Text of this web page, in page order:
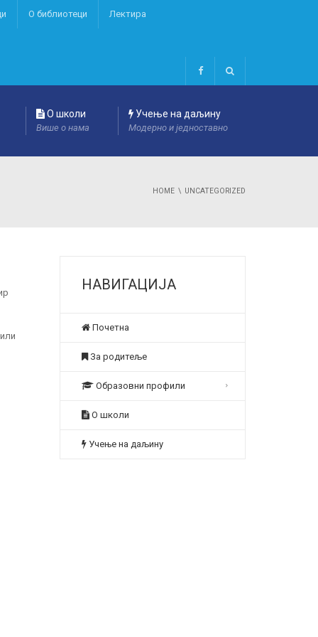
О библиотеци Лектира
О школи
Више о нама
Учење на даљину
Модерно и једноставно
HOME UNCATEGORIZED
НАВИГАЦИЈА
Почетна
За родитеље
Образовни профили
О школи
Учење на даљину